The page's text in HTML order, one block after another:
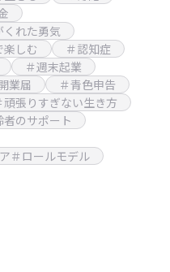
くれた勇気
楽しむ
＃認知症
＃週末起業
業届
＃青色申告
頑張りすぎない生き方
者のサポート
＃ロールモデル